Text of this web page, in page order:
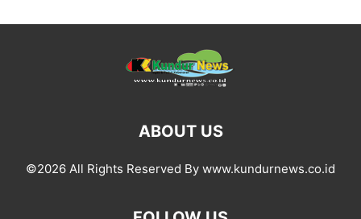
ABOUT US
©2026 All Rights Reserved By www.kundurnews.co.id